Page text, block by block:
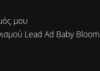
μου
Lead Ad Baby Bloom